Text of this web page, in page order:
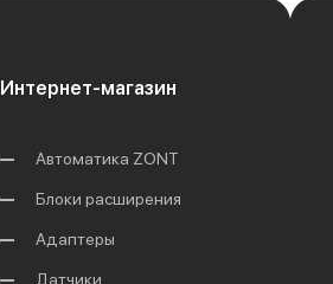
Интернет-магазин
Автоматика ZONT
Блоки расширения
Адаптеры
Датчики